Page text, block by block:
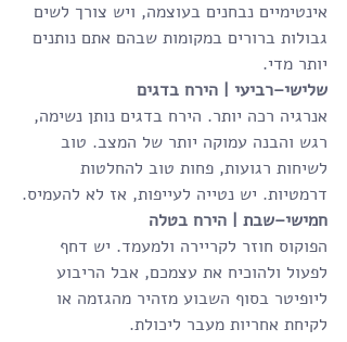
אינטימיים נבחנים בעוצמה, ויש צורך לשים
גבולות ברורים במקומות שבהם אתם נותנים
יותר מדי.
שלישי–רביעי | הירח בדגים
אנרגיה רכה יותר. הירח בדגים נותן נשימה,
רגש והבנה עמוקה יותר של המצב. טוב
לשיחות רגועות, פחות טוב להחלטות
דרמטיות. יש נטייה לעייפות, אז לא להעמיס.
חמישי–שבת | הירח בטלה
הפוקוס חוזר לקריירה ולמעמד. יש דחף
לפעול ולהוכיח את עצמכם, אבל הריבוע
ליופיטר בסוף השבוע מזהיר מהגזמה או
לקיחת אחריות מעבר ליכולת.